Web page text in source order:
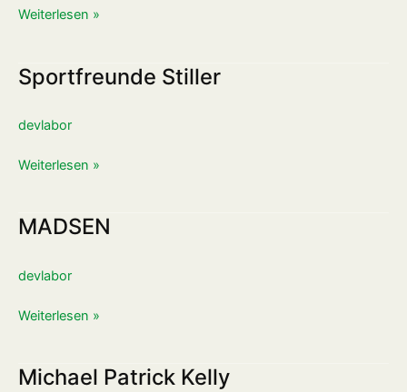
Weiterlesen »
Sportfreunde Stiller
devlabor
Sportfreunde
Stiller
Weiterlesen »
MADSEN
devlabor
MADSEN
Weiterlesen »
Michael Patrick Kelly
Michael